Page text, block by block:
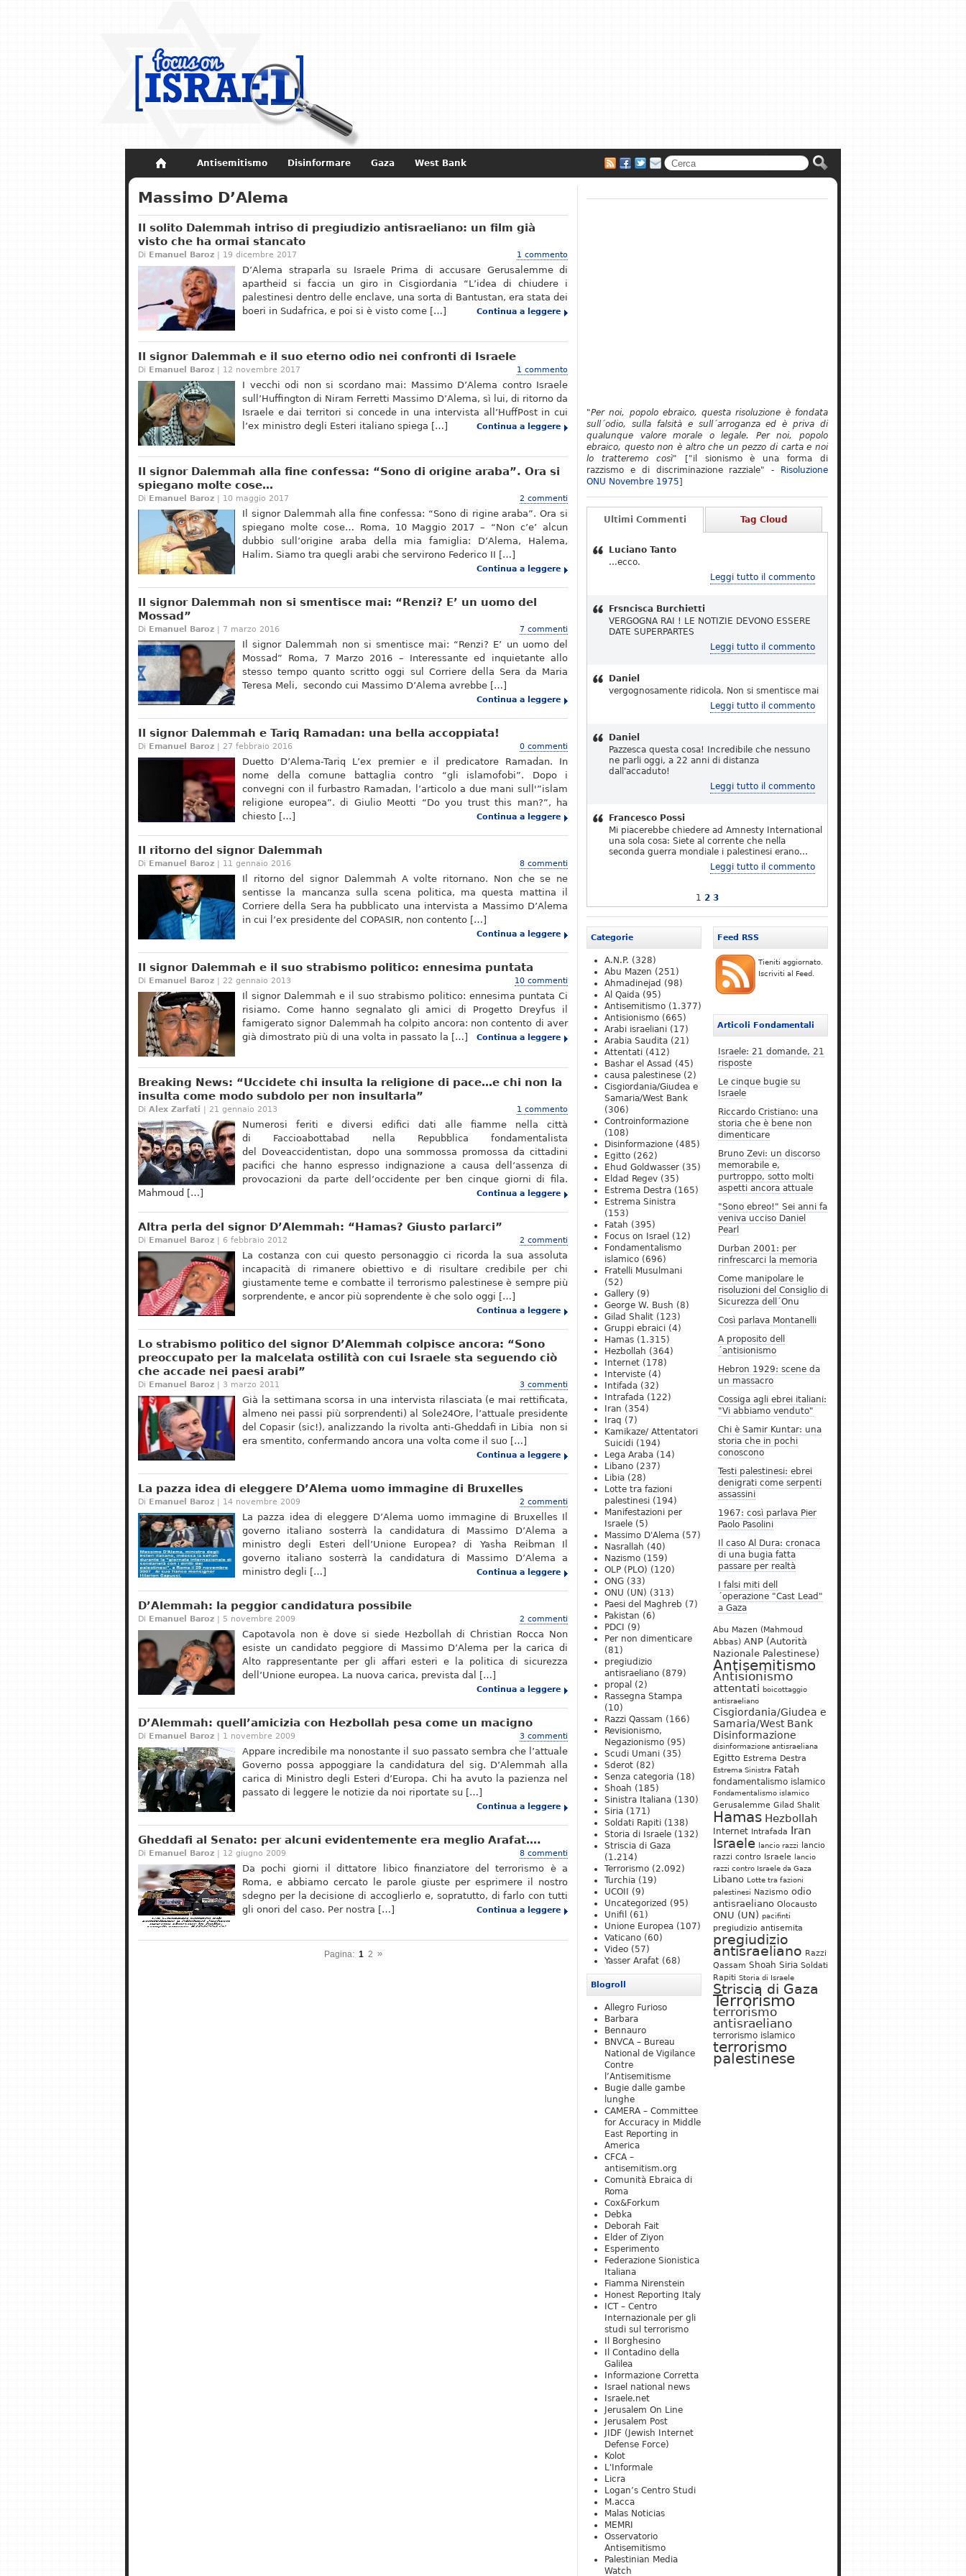
Antisemitismo Disinformare Gaza West Bank
Non dimenticare Storia di Israele
Massimo D’Alema
Il solito Dalemmah intriso di pregiudizio antisraeliano: un film già
visto che ha ormai stancato
Di Emanuel Baroz | 19 dicembre 2017 1 commento
D’Alema straparla su Israele Prima di accusare Gerusalemme di
apartheid si faccia un giro in Cisgiordania “L’idea di chiudere i
palestinesi dentro delle enclave, una sorta di Bantustan, era stata dei
boeri in Sudafrica, e poi si è visto come […]
Continua a leggere
Il signor Dalemmah e il suo eterno odio nei confronti di Israele
Di Emanuel Baroz | 12 novembre 2017 1 commento
I vecchi odi non si scordano mai: Massimo D’Alema contro Israele
sull’Huffington di Niram Ferretti Massimo D’Alema, sì lui, di ritorno da
Israele e dai territori si concede in una intervista all’HuffPost in cui
l’ex ministro degli Esteri italiano spiega […]
Continua a leggere
Il signor Dalemmah alla fine confessa: “Sono di origine araba”. Ora si
spiegano molte cose…
Di Emanuel Baroz | 10 maggio 2017 2 commenti
Il signor Dalemmah alla fine confessa: “Sono di rigine araba”. Ora si
spiegano molte cose… Roma, 10 Maggio 2017 – “Non c’e’ alcun
dubbio sull’origine araba della mia famiglia: D’Alema, Halema,
Halim. Siamo tra quegli arabi che servirono Federico II […]
Continua a leggere
Il signor Dalemmah non si smentisce mai: “Renzi? E’ un uomo del
Mossad”
Di Emanuel Baroz | 7 marzo 2016 7 commenti
Il signor Dalemmah non si smentisce mai: “Renzi? E’ un uomo del
Mossad” Roma, 7 Marzo 2016 – Interessante ed inquietante allo
stesso tempo quanto scritto oggi sul Corriere della Sera da Maria
Teresa Meli, secondo cui Massimo D’Alema avrebbe […]
Continua a leggere
Il signor Dalemmah e Tariq Ramadan: una bella accoppiata!
Di Emanuel Baroz | 27 febbraio 2016 0 commenti
Duetto D’Alema-Tariq L’ex premier e il predicatore Ramadan. In
nome della comune battaglia contro “gli islamofobi”. Dopo i
convegni con il furbastro Ramadan, l’articolo a due mani sull'”islam
religione europea”. di Giulio Meotti “Do you trust this man?”, ha
chiesto […]
Continua a leggere
Il ritorno del signor Dalemmah
Di Emanuel Baroz | 11 gennaio 2016 8 commenti
Il ritorno del signor Dalemmah A volte ritornano. Non che se ne
sentisse la mancanza sulla scena politica, ma questa mattina il
Corriere della Sera ha pubblicato una intervista a Massimo D’Alema
in cui l’ex presidente del COPASIR, non contento […]
Continua a leggere
Il signor Dalemmah e il suo strabismo politico: ennesima puntata
Di Emanuel Baroz | 22 gennaio 2013 10 commenti
Il signor Dalemmah e il suo strabismo politico: ennesima puntata Ci
risiamo. Come hanno segnalato gli amici di Progetto Dreyfus il
famigerato signor Dalemmah ha colpito ancora: non contento di aver
già dimostrato più di una volta in passato la […]
Continua a leggere
Breaking News: “Uccidete chi insulta la religione di pace…e chi non la
insulta come modo subdolo per non insultarla”
Di Alex Zarfati | 21 gennaio 2013 1 commento
Numerosi feriti e diversi edifici dati alle fiamme nella città
di Faccioabottabad nella Repubblica fondamentalista
del Doveaccidentistan, dopo una sommossa promossa da cittadini
pacifici che hanno espresso indignazione a causa dell’assenza di
provocazioni da parte dell’occidente per ben cinque giorni di fila.
Mahmoud […]
Continua a leggere
Altra perla del signor D’Alemmah: “Hamas? Giusto parlarci”
Di Emanuel Baroz | 6 febbraio 2012 2 commenti
La costanza con cui questo personaggio ci ricorda la sua assoluta
incapacità di rimanere obiettivo e di risultare credibile per chi
giustamente teme e combatte il terrorismo palestinese è sempre più
sorprendente, e ancor più soprendente è che solo oggi […]
Continua a leggere
Lo strabismo politico del signor D’Alemmah colpisce ancora: “Sono
preoccupato per la malcelata ostilità con cui Israele sta seguendo ciò
che accade nei paesi arabi”
Di Emanuel Baroz | 3 marzo 2011 3 commenti
Già la settimana scorsa in una intervista rilasciata (e mai rettificata,
almeno nei passi più sorprendenti) al Sole24Ore, l’attuale presidente
del Copasir (sic!), analizzando la rivolta anti-Gheddafi in Libia non si
era smentito, confermando ancora una volta come il suo […]
Continua a leggere
La pazza idea di eleggere D’Alema uomo immagine di Bruxelles
Di Emanuel Baroz | 14 novembre 2009 2 commenti
La pazza idea di eleggere D’Alema uomo immagine di Bruxelles Il
governo italiano sosterrà la candidatura di Massimo D’Alema a
ministro degli Esteri dell’Unione Europea? di Yasha Reibman Il
governo italiano sosterrà la candidatura di Massimo D’Alema a
ministro degli […]
Continua a leggere
D’Alemmah: la peggior candidatura possibile
Di Emanuel Baroz | 5 novembre 2009 2 commenti
Capotavola non è dove si siede Hezbollah di Christian Rocca Non
esiste un candidato peggiore di Massimo D’Alema per la carica di
Alto rappresentante per gli affari esteri e la politica di sicurezza
dell’Unione europea. La nuova carica, prevista dal […]
Continua a leggere
D’Alemmah: quell’amicizia con Hezbollah pesa come un macigno
Di Emanuel Baroz | 1 novembre 2009 3 commenti
Appare incredibile ma nonostante il suo passato sembra che l’attuale
Governo possa appoggiare la candidatura del sig. D’Alemmah alla
carica di Ministro degli Esteri d’Europa. Chi ha avuto la pazienza nel
passato di leggere le notizie da noi riportate su […]
Continua a leggere
Gheddafi al Senato: per alcuni evidentemente era meglio Arafat….
Di Emanuel Baroz | 12 giugno 2009 8 commenti
Da pochi giorni il dittatore libico finanziatore del terrorismo è a
Roma, e abbiamo cercato le parole giuste per esprimere il nostro
sdegno per la decisione di accoglierlo e, sopratutto, di farlo con tutti
gli onori del caso. Per nostra […]
Continua a leggere
Pagina: 1 2 »
"Per noi, popolo ebraico, questa risoluzione è fondata
sull´odio, sulla falsità e sull´arroganza ed è priva di
qualunque valore morale o legale. Per noi, popolo
ebraico, questo non è altro che un pezzo di carta e noi
lo tratteremo così" ["il sionismo è una forma di
razzismo e di discriminazione razziale" -
Risoluzione
ONU Novembre 1975]
Ultimi Commenti Tag Cloud
Luciano Tanto
...ecco.
Leggi tutto il commento
Frsncisca Burchietti
VERGOGNA RAI ! LE NOTIZIE DEVONO ESSERE
DATE SUPERPARTES
Leggi tutto il commento
Daniel
vergognosamente ridicola. Non si smentisce mai
Leggi tutto il commento
Daniel
Pazzesca questa cosa! Incredibile che nessuno
ne parli oggi, a 22 anni di distanza
dall'accaduto!
Leggi tutto il commento
Francesco Possi
Mi piacerebbe chiedere ad Amnesty International
una sola cosa: Siete al corrente che nella
seconda guerra mondiale i palestinesi erano…
Leggi tutto il commento
1 2 3
Feed RSS
Tieniti aggiornato.
Iscriviti al Feed.
Articoli Fondamentali
Israele: 21 domande, 21
risposte
Le cinque bugie su
Israele
Riccardo Cristiano: una
storia che è bene non
dimenticare
Bruno Zevi: un discorso
memorabile e,
purtroppo, sotto molti
aspetti ancora attuale
"Sono ebreo!" Sei anni fa
veniva ucciso Daniel
Pearl
Durban 2001: per
rinfrescarci la memoria
Come manipolare le
risoluzioni del Consiglio di
Sicurezza dell´Onu
Così parlava Montanelli
A proposito dell
´antisionismo
Hebron 1929: scene da
un massacro
Cossiga agli ebrei italiani:
"Vi abbiamo venduto"
Chi è Samir Kuntar: una
storia che in pochi
conoscono
Testi palestinesi: ebrei
denigrati come serpenti
assassini
1967: così parlava Pier
Paolo Pasolini
Il caso Al Dura: cronaca
di una bugia fatta
passare per realtà
I falsi miti dell
´operazione "Cast Lead"
a Gaza
Abu Mazen (Mahmoud
Abbas) ANP (Autorità
Nazionale Palestinese)
Antisemitismo
Antisionismo
attentati boicottaggio
antisraeliano
Cisgiordania/Giudea e
Samaria/West Bank
Disinformazione
disinformazione antisraeliana
Egitto Estrema Destra
Estrema Sinistra Fatah
fondamentalismo islamico
Fondamentalismo islamico
Gerusalemme Gilad Shalit
Hamas Hezbollah
Internet Intrafada Iran
Israele lancio razzi
lancio
razzi contro Israele lancio
razzi contro Israele da Gaza
Libano Lotte tra fazioni
palestinesi Nazismo odio
antisraeliano Olocausto
ONU (UN) pacifinti
pregiudizio antisemita
pregiudizio
antisraeliano Razzi
Qassam Shoah Siria Soldati
Rapiti Storia di Israele
Striscia di Gaza
Terrorismo
terrorismo
antisraeliano
terrorismo islamico
terrorismo
palestinese
Categorie
A.N.P. (328)
Abu Mazen (251)
Ahmadinejad (98)
Al Qaida (95)
Antisemitismo (1.377)
Antisionismo (665)
Arabi israeliani (17)
Arabia Saudita (21)
Attentati (412)
Bashar el Assad (45)
causa palestinese (2)
Cisgiordania/Giudea e
Samaria/West Bank
(306)
Controinformazione
(108)
Disinformazione (485)
Egitto (262)
Ehud Goldwasser (35)
Eldad Regev (35)
Estrema Destra (165)
Estrema Sinistra
(153)
Fatah (395)
Focus on Israel (12)
Fondamentalismo
islamico (696)
Fratelli Musulmani
(52)
Gallery (9)
George W. Bush (8)
Gilad Shalit (123)
Gruppi ebraici (4)
Hamas (1.315)
Hezbollah (364)
Internet (178)
Interviste (4)
Intifada (32)
Intrafada (122)
Iran (354)
Iraq (7)
Kamikaze/ Attentatori
Suicidi (194)
Lega Araba (14)
Libano (237)
Libia (28)
Lotte tra fazioni
palestinesi (194)
Manifestazioni per
Israele (5)
Massimo D'Alema (57)
Nasrallah (40)
Nazismo (159)
OLP (PLO) (120)
ONG (33)
ONU (UN) (313)
Paesi del Maghreb (7)
Pakistan (6)
PDCI
(9)
Per non dimenticare
(81)
pregiudizio
antisraeliano (879)
propal (2)
Rassegna Stampa
(10)
Razzi Qassam (166)
Revisionismo,
Negazionismo (95)
Scudi Umani (35)
Sderot (82)
Senza categoria (18)
Shoah (185)
Sinistra Italiana (130)
Siria (171)
Soldati Rapiti (138)
Storia di Israele (132)
Striscia di Gaza
(1.214)
Terrorismo (2.092)
Turchia (19)
UCOII
(9)
Uncategorized (95)
Unifil
(61)
Unione Europea (107)
Vaticano (60)
Video (57)
Yasser Arafat (68)
Blogroll
Allegro Furioso
Barbara
Bennauro
BNVCA – Bureau
National de Vigilance
Contre
l’Antisemitisme
Bugie dalle gambe
lunghe
CAMERA – Committee
for Accuracy in Middle
East Reporting in
America
CFCA –
antisemitism.org
Comunità Ebraica di
Roma
Cox&Forkum
Debka
Deborah Fait
Elder of Ziyon
Esperimento
Federazione Sionistica
Italiana
Fiamma Nirenstein
Honest Reporting Italy
ICT – Centro
Internazionale per gli
studi sul terrorismo
Il Borghesino
Il Contadino della
Galilea
Informazione Corretta
Israel national news
Israele.net
Jerusalem On Line
Jerusalem Post
JIDF (Jewish Internet
Defense Force)
Kolot
L'Informale
Licra
Logan’s Centro Studi
M.acca
Malas Noticias
MEMRI
Osservatorio
Antisemitismo
Palestinian Media
Watch